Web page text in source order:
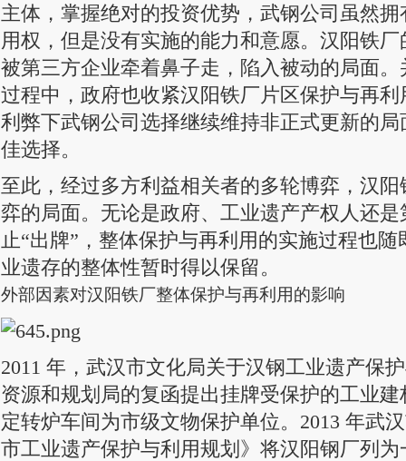
主体，掌握绝对的投资优势，武钢公司虽然
用权，但是没有实施的能力和意愿。汉阳铁
被第三方企业牵着鼻子走，陷入被动的局面
过程中，政府也收紧汉阳铁厂片区保护与再
利弊下武钢公司选择继续维持非正式更新的
佳选择。
至此，经过多方利益相关者的多轮博弈，汉
弈的局面。无论是政府、工业遗产产权人还
止“出牌”，整体保护与再利用的实施过程也
业遗存的整体性暂时得以保留。
外部因素对汉阳铁厂整体保护与再利用的影响
2011 年，武汉市文化局关于汉钢工业遗产保
资源和规划局的复函提出挂牌受保护的工业
定转炉车间为市级文物保护单位。2013 年武
市工业遗产保护与利用规划》将汉阳钢厂列